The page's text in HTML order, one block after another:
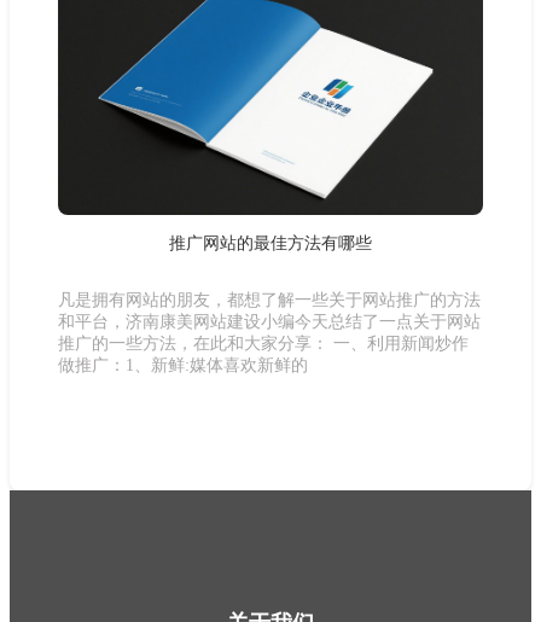
推广网站的最佳方法有哪些
凡是拥有网站的朋友，都想了解一些关于网站推广的方法
和平台，济南康美网站建设小编今天总结了一点关于网站
推广的一些方法，在此和大家分享： 一、利用新闻炒作
做推广：1、新鲜:媒体喜欢新鲜的